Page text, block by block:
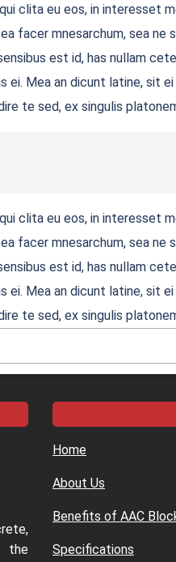
clita eu eos, in interesset
facer mnesarchum, sea
est id, has nullam
Mea an dicunt latine, sit
te sed, ex singulis
clita eu eos, in interesset
facer mnesarchum, sea
est id, has nullam
Mea an dicunt latine, sit
te sed, ex singulis
the
Home
About Us
Benefits of AAC
Specifications